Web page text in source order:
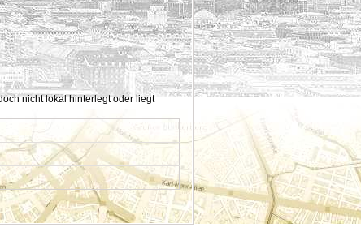
nicht lokal hinterlegt oder liegt